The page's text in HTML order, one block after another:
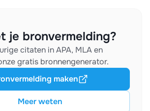
je bronvermelding?
citaten in APA, MLA en
gratis bronnengenerator.
Meer weten
maken